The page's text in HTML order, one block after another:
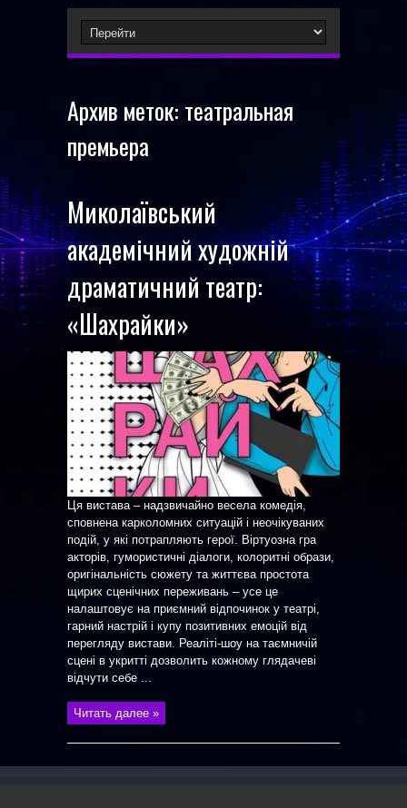
Архив меток: театральная
премьера
Миколаївський
академічний художній
драматичний театр:
«Шахрайки»
Ця вистава – надзвичайно весела комедія,
сповнена карколомних ситуацій і неочікуваних
подій, у які потрапляють герої. Віртуозна гра
акторів, гумористичні діалоги, колоритні образи,
оригінальність сюжету та життєва простота
щирих сценічних переживань – усе це
налаштовує на приємний відпочинок у театрі,
гарний настрій і купу позитивних емоцій від
перегляду вистави. Реаліті-шоу на таємничій
сцені в укритті дозволить кожному глядачеві
відчути себе ...
Читать далее »